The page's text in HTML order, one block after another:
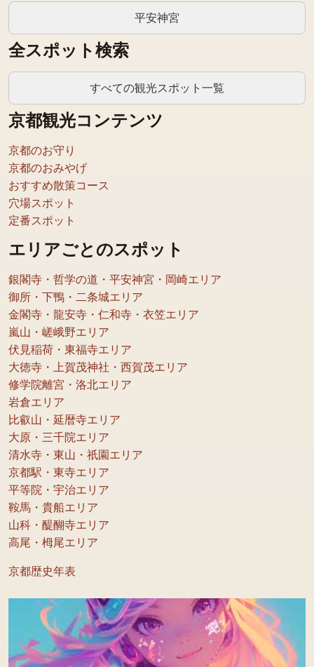
平安神宮
全スポット検索
すべての観光スポット一覧
京都観光コンテンツ
京都のお守り
京都のおみやげ
おすすめ散策コース
穴場スポット
定番スポット
エリアごとのスポット
銀閣寺・哲学の道・平安神宮・岡崎エリア
御所・下鴨・二条城エリア
金閣寺・龍安寺・仁和寺・衣笠エリア
嵐山・嵯峨野エリア
伏見稲荷・東福寺エリア
大徳寺・上賀茂神社・西賀茂エリア
修学院離宮・洛北エリア
岩倉エリア
比叡山・延暦寺エリア
大原・三千院エリア
清水寺・東山・祇園エリア
京都駅・東寺エリア
平等院・宇治エリア
鞍馬・貴船エリア
山科・醍醐寺エリア
高尾・栂尾エリア
京都歴史年表